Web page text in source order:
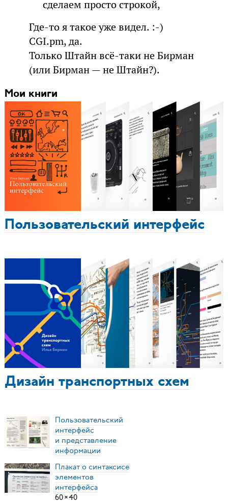
сделаем просто строкой,
Где-то я такое уже видел. :-)
CGI.pm, да.
Только Штайн всё-таки не Бирман
(или Бирман — не Штайн?).
Мои книги
Пользовательский интерфейс
Дизайн транспортных схем
Пользовательский
интерфейс
и представление
информации
Плакат о синтаксисе
элементов
интерфейса
60×40